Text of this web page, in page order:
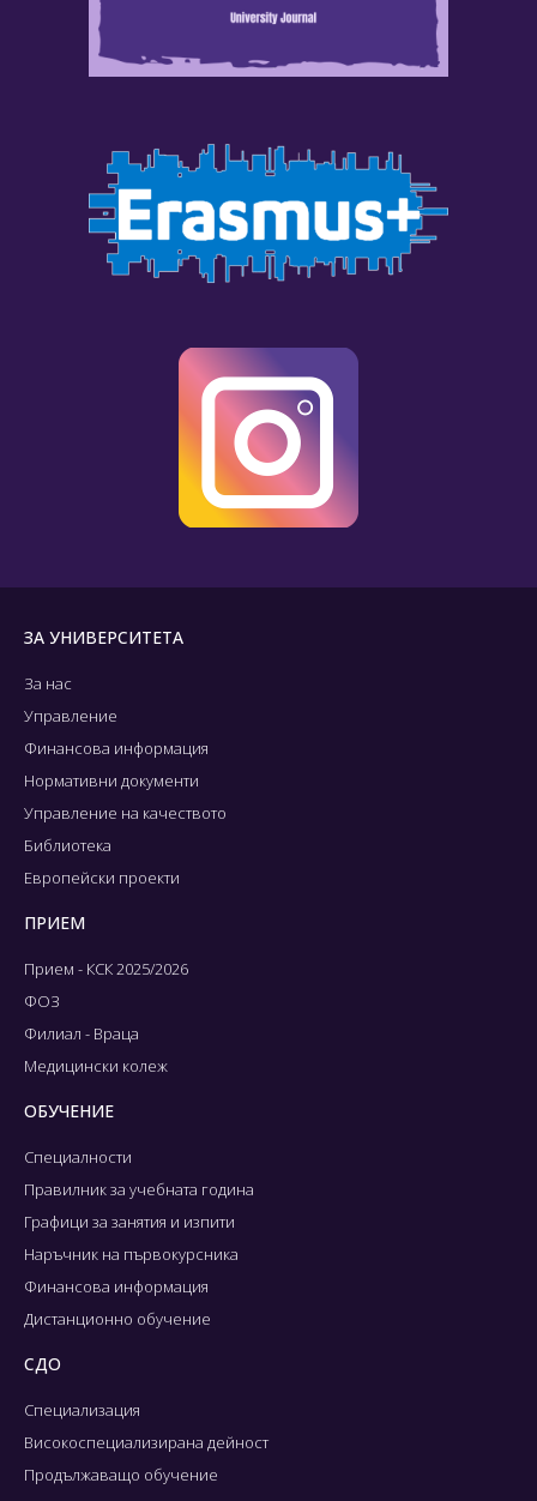
ЗА УНИВЕРСИТЕТА
За нас
Управление
Финансова информация
Нормативни документи
Управление на качеството
Библиотека
Европейски проекти
ПРИЕМ
Прием - КСК 2025/2026
ФОЗ
Филиал - Враца
Медицински колеж
ОБУЧЕНИЕ
Специалности
Правилник за учебната година
Графици за занятия и изпити
Наръчник на първокурсника
Финансова информация
Дистанционно обучение
СДО
Специализация
Високоспециализирана дейност
Продължаващо обучение